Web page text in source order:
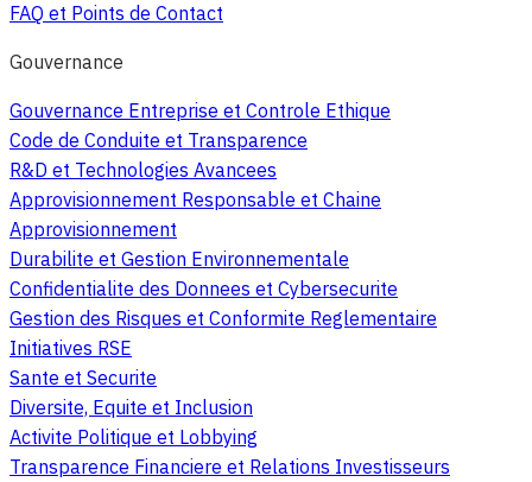
FAQ et Points de Contact
Gouvernance
Gouvernance Entreprise et Controle Ethique
Code de Conduite et Transparence
R&D et Technologies Avancees
Approvisionnement Responsable et Chaine
Approvisionnement
Durabilite et Gestion Environnementale
Confidentialite des Donnees et Cybersecurite
Gestion des Risques et Conformite Reglementaire
Initiatives RSE
Sante et Securite
Diversite, Equite et Inclusion
Activite Politique et Lobbying
Transparence Financiere et Relations Investisseurs